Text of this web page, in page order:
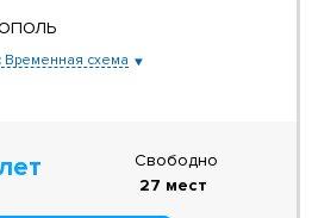
Временная схема
Свободно
27 мест